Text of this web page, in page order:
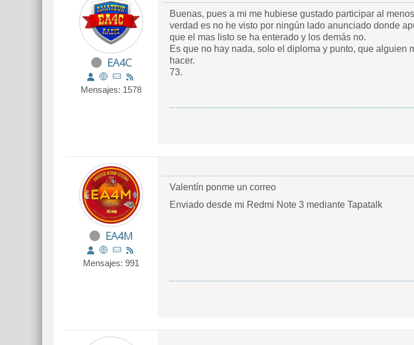
EA4C
Mensajes: 1578
Buenas, pues a mi me hubiese gustado participar al
verdad es no he visto por ningún lado anunciado donde
que el mas listo se ha enterado y los demás no.
Es que no hay nada, solo el diploma y punto, que
hacer.
73.
EA4M
Mensajes: 991
Valentín ponme un correo
Enviado desde mi Redmi Note 3 mediante Tapatalk